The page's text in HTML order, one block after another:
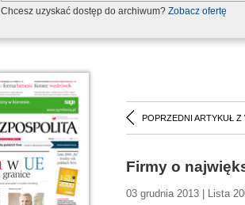
Chcesz uzyskać dostęp do archiwum? Zobacz ofertę
POPRZEDNI ARTYKUŁ Z
Firmy o
03 grudnia 2013 | Lista